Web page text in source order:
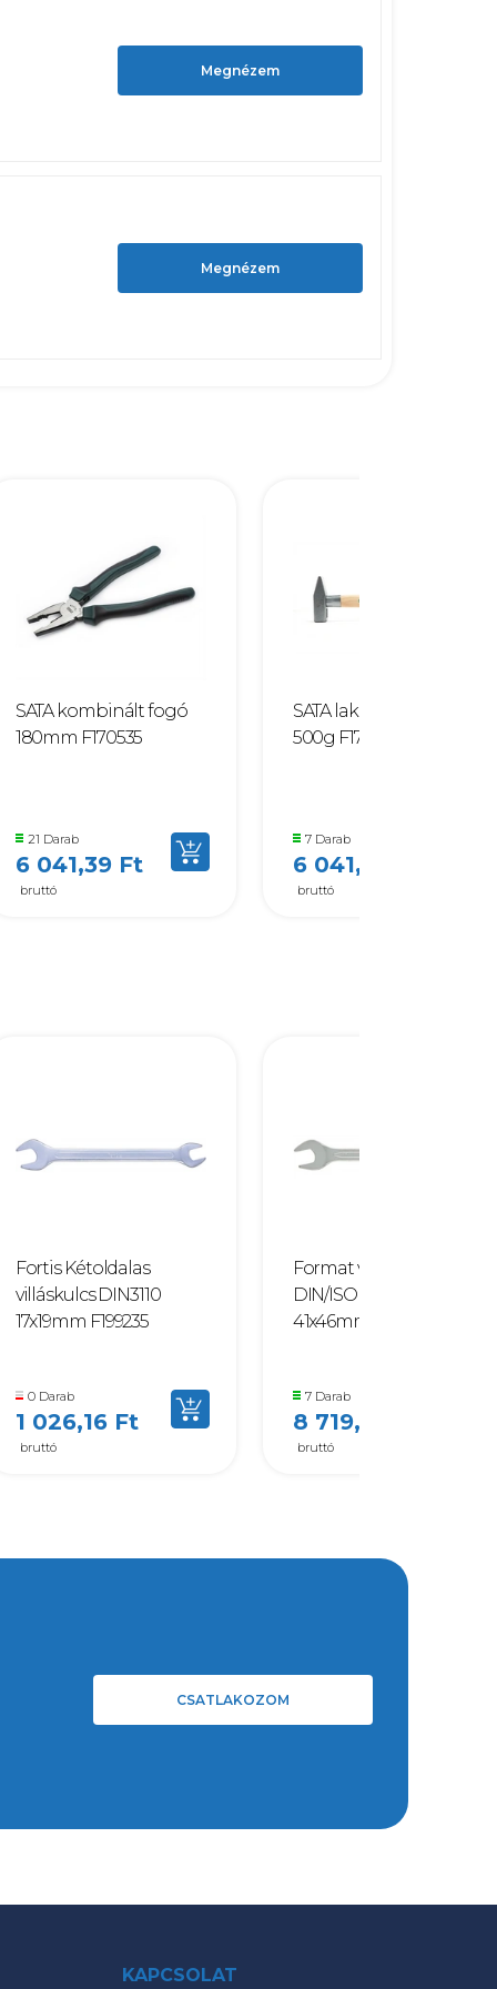
Megnézem
Megnézem
SATA kombinált fogó
180mm F170535
21 Darab
6 041,39 Ft
bruttó
SATA lakatos kalapács
500g F170562
7 Darab
6 041,39 Ft
bruttó
Fortis Kétoldalas
villáskulcs DIN3110
17x19mm F199235
0 Darab
1 026,16 Ft
bruttó
Format villáskulcs
DIN/ISO 3318/1085
41x46mm F077011
7 Darab
8 719,82 Ft
bruttó
CSATLAKOZOM
KAPCSOLAT